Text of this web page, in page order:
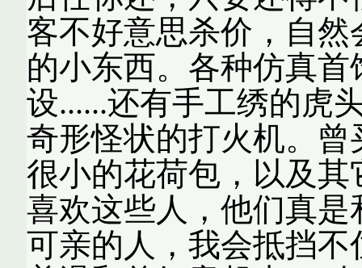
客不好意思杀价，自
的小东西。各种仿真
设......还有手工绣的虎
奇形怪状的打火机。
很小的花荷包，以及
喜欢这些人，他们真
可亲的人，我会抵挡